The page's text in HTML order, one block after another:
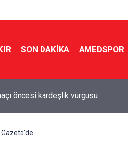
SON DAKIKA AMEDSPOR
öncesi kardeşlik vurgusu
Gazete'de